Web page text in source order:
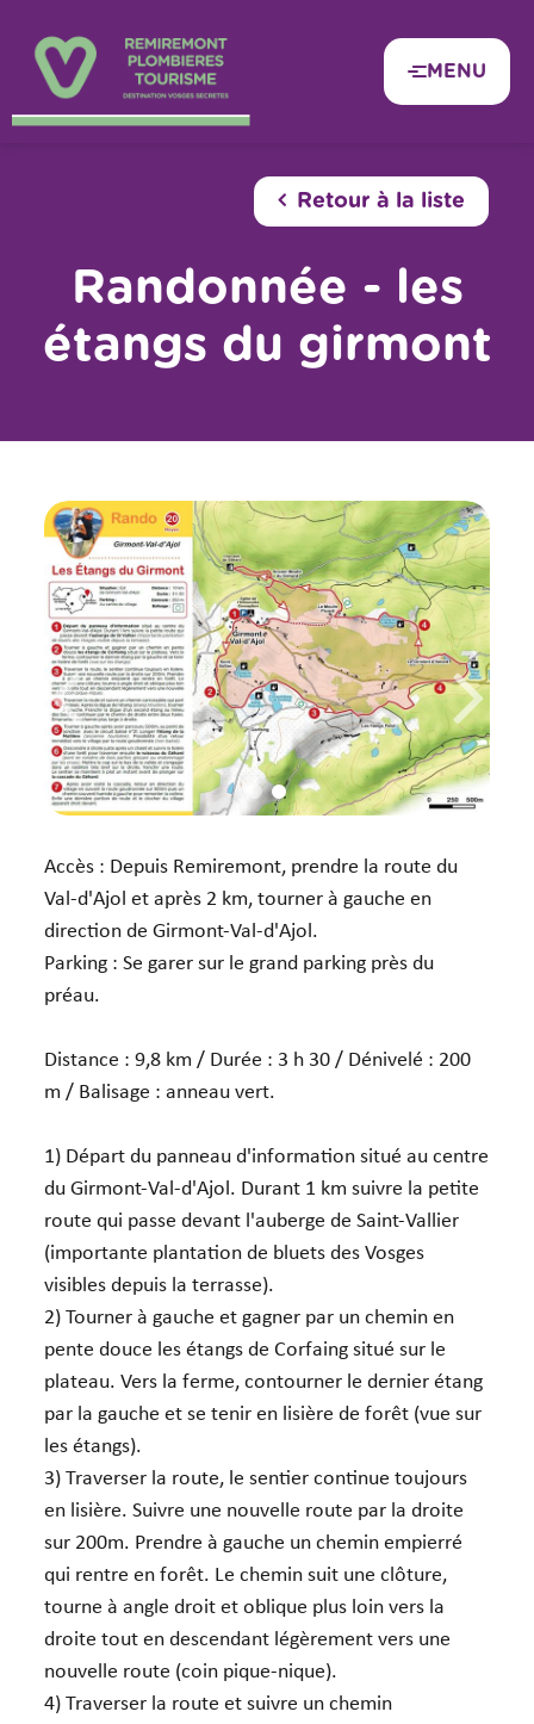
MENU
Retour à la liste
Randonnée - les
étangs du girmont
Accès : Depuis Remiremont, prendre la route du
Val-d'Ajol et après 2 km, tourner à gauche en
direction de Girmont-Val-d'Ajol.
Parking : Se garer sur le grand parking près du
préau.
Distance : 9,8 km / Durée : 3 h 30 / Dénivelé : 200
m / Balisage : anneau vert.
1) Départ du panneau d'information situé au centre
du Girmont-Val-d'Ajol. Durant 1 km suivre la petite
route qui passe devant l'auberge de Saint-Vallier
(importante plantation de bluets des Vosges
visibles depuis la terrasse).
2) Tourner à gauche et gagner par un chemin en
pente douce les étangs de Corfaing situé sur le
plateau. Vers la ferme, contourner le dernier étang
par la gauche et se tenir en lisière de forêt (vue sur
les étangs).
3) Traverser la route, le sentier continue toujours
en lisière. Suivre une nouvelle route par la droite
sur 200m. Prendre à gauche un chemin empierré
qui rentre en forêt. Le chemin suit une clôture,
tourne à angle droit et oblique plus loin vers la
droite tout en descendant légèrement vers une
nouvelle route (coin pique-nique).
4) Traverser la route et suivre un chemin